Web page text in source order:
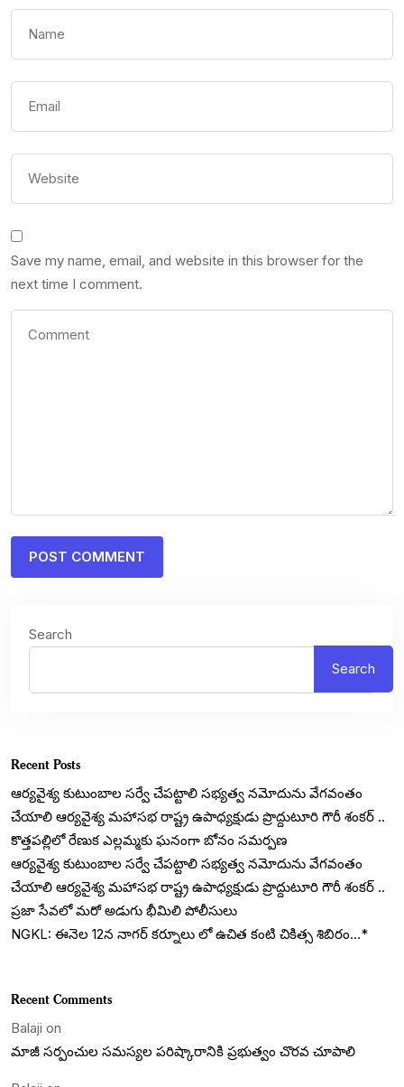
Save my name, email, and website in this browser for the
next time I comment.
Search
Search
Recent Posts
ఆర్యవైశ్య కుటుంబాల సర్వే చేపట్టాలి సభ్యత్వ నమోదును వేగవంతం
చేయాలి ఆర్యవైశ్య మహాసభ రాష్ట్ర ఉపాధ్యక్షుడు ప్రొద్దుటూరి గౌరీ శంకర్ ..
కొత్తపల్లిలో రేణుక ఎల్లమ్మకు ఘనంగా బోనం సమర్పణ
ఆర్యవైశ్య కుటుంబాల సర్వే చేపట్టాలి సభ్యత్వ నమోదును వేగవంతం
చేయాలి ఆర్యవైశ్య మహాసభ రాష్ట్ర ఉపాధ్యక్షుడు ప్రొద్దుటూరి గౌరీ శంకర్ ..
ప్రజా సేవలో మరో అడుగు భీమిలి పోలీసులు
NGKL: ఈనెల 12న నాగర్ కర్నూలు లో ఉచిత కంటి చికిత్స శిబిరం…*
Recent Comments
Balaji on
మాజీ సర్పంచుల సమస్యల పరిష్కారానికి ప్రభుత్వం చొరవ చూపాలి